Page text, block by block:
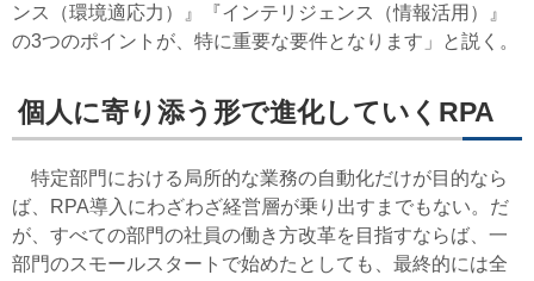
ンス（環境適応力）』『インテリジェンス（情報活用）』
の3つのポイントが、特に重要な要件となります」と説く。
個人に寄り添う形で進化していくRPA
特定部門における局所的な業務の自動化だけが目的なら
ば、RPA導入にわざわざ経営層が乗り出すまでもない。だ
が、すべての部門の社員の働き方改革を目指すならば、一
部門のスモールスタートで始めたとしても、最終的には全